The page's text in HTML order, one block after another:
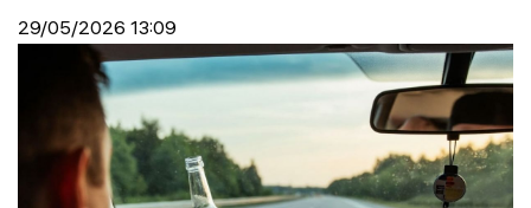
29/05/2026 13:09